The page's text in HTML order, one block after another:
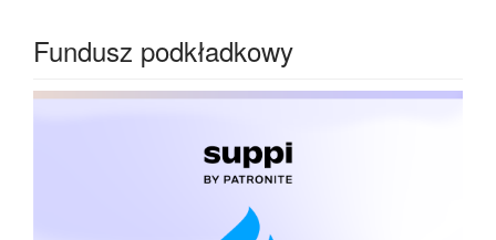
Fundusz podkładkowy